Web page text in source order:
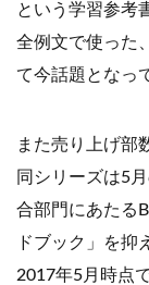
という学習参考
全例文で使った
て今話題となっ
また売り上げ部
同シリーズは5
合部門にあたる
ドブック」を抑
2017年5月時点